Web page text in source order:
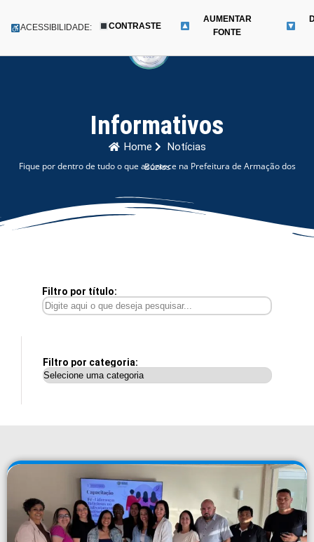
para
Menu
ACESSIBILIDADE: CONTRASTE
AUMENTAR
FONTE
Informativos
Home Notícias
Fique por dentro de tudo o que acontece na Prefeitura de Armação dos Búzios
Filtro por título:
Filtro por categoria: